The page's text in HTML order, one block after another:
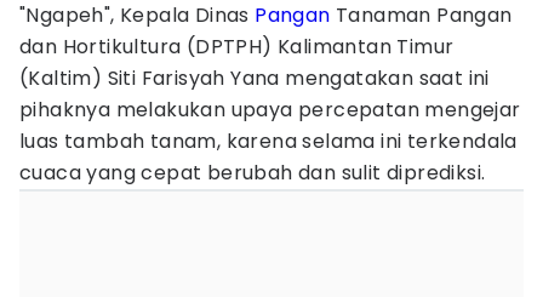
"Ngapeh", Kepala Dinas Pangan Tanaman Pangan
dan Hortikultura (DPTPH) Kalimantan Timur
(Kaltim) Siti Farisyah Yana mengatakan saat ini
pihaknya melakukan upaya percepatan mengejar
luas tambah tanam, karena selama ini terkendala
cuaca yang cepat berubah dan sulit diprediksi.